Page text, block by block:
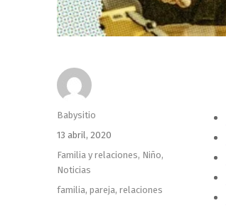
Autor
Babysitio
Publicado
13 abril, 2020
Categorías
Familia y relaciones, Niño,
Noticias
Etiquetas
familia,pareja,relaciones